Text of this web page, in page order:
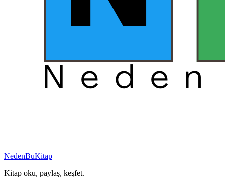
NedenBuKitap
Kitap oku, paylaş, keşfet.